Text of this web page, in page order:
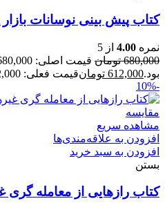
کتاب پیش بینی نوسانات بازار
نمره 4.00 از 5
680,000 تومان
بود.612,000 تومانقیمت فعلی: 612,000 تومان.
-10%
مقایسه
مشاهده سریع
افزودن به علاقه‌مندی‌ها
افزودن به سبد خرید
بستن
کتاب رازهایی از معامله گری